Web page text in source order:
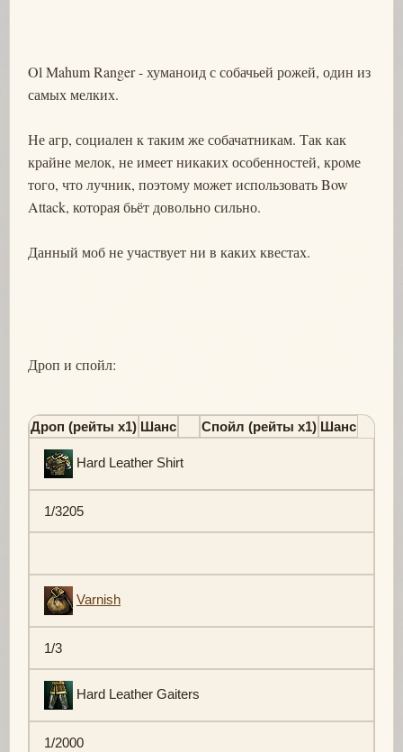
Ol Mahum Ranger - хуманоид с собачьей рожей, один из
самых мелких.
Не агр, социален к таким же собачатникам. Так как
крайне мелок, не имеет никаких особенностей, кроме
того, что лучник, поэтому может использовать Bow
Attack, которая бьёт довольно сильно.
Данный моб не участвует ни в каких квестах.
Дроп и спойл:
Дроп (рейты х1) Шанс Спойл (рейты х1) Шанс
Hard Leather Shirt
1/3205
Varnish
1/3
Hard Leather Gaiters
1/2000